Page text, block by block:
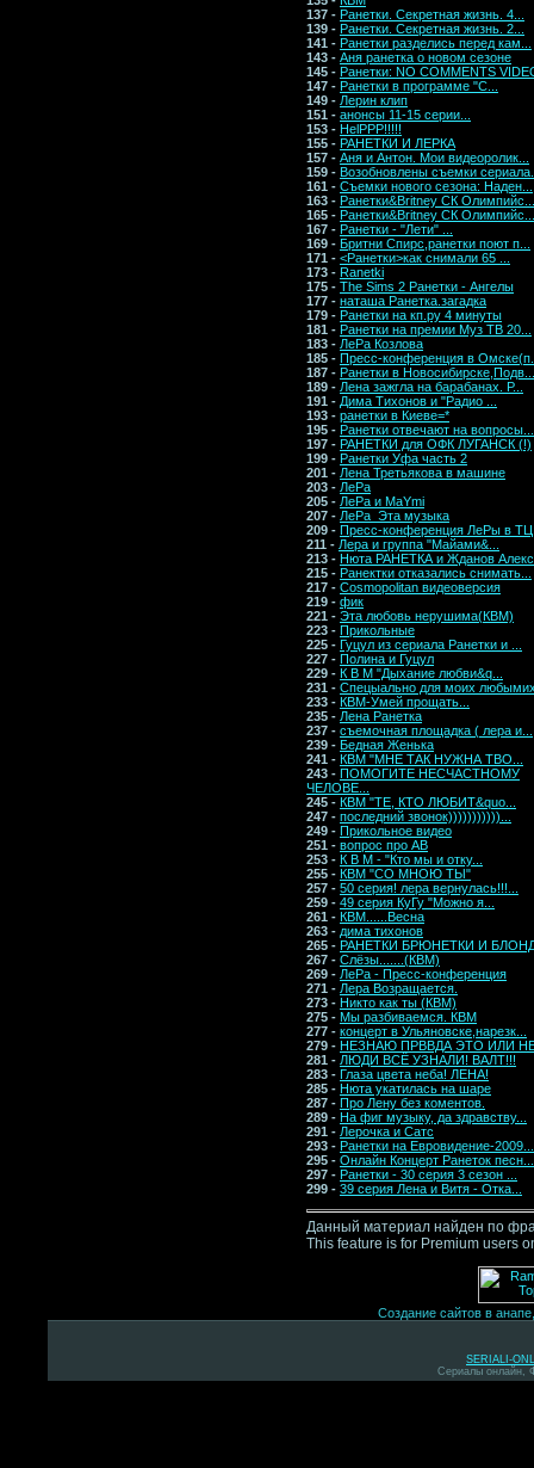
137 - Ранетки. Секретная жизнь. 4...
139 - Ранетки. Секретная жизнь. 2...
141 - Ранетки разделись перед кам...
143 - Аня ранетка о новом сезоне
145 - Ранетки: NO COMMENTS
147 - Ранетки в программе "C...
149 - Лерин клип
151 - анонсы 11-15 серии...
153 - HelPPP!!!!!
155 - РАНЕТКИ И ЛЕРКА
157 - Аня и Антон. Мои видеоролик...
159 - Возобновлены съемки
161 - Съемки нового сезона: Наден...
163 - Ранетки&Britney СК Олимпийс...
165 - Ранетки&Britney СК Олимпийс...
167 - Ранетки - "Лети" ...
169 - Бритни Спирс,ранетки поют п...
171 - <Ранетки>как снимали 65 ...
173 - Ranetki
175 - The Sims 2 Ранетки - Ангелы
177 - наташа Ранетка.загадка
179 - Ранетки на кп.ру 4 минуты
181 - Ранетки на премии Муз ТВ 20...
183 - ЛеРа Козлова
185 - Пресс-конференция в
187 - Ранетки в Новосибирске,Подв...
189 - Лена зажгла на барабанах. Р...
191 - Дима Тихонов и "Радио ...
193 - ранетки в Киеве=*
195 - Ранетки отвечают на вопросы...
197 - РАНЕТКИ для ОФК ЛУГАНСК (!)
199 - Ранетки Уфа часть 2
201 - Лена Третьякова в машине
203 - ЛеРа
205 - ЛеРа и МаYmi
207 - ЛеРа_Эта музыка
209 - Пресс-конференция ЛеРы в
211 - Лера и группа "Майами&...
213 - Нюта РАНЕТКА и Жданов
215 - Ранектки отказались снимать...
217 - Cosmopolitan видеоверсия
219 - фик
221 - Эта любовь нерушима(КВМ)
223 - Прикольные
225 - Гуцул из сериала Ранетки и ...
227 - Полина и Гуцул
229 - К В М "Дыхание любви&q...
231 - Спецыально для моих
233 - КВМ-Умей прощать...
235 - Лена Ранетка
237 - съемочная площадка ( лера и...
239 - Бедная Женька
241 - КВМ "МНЕ ТАК НУЖНА ТВО...
243 - ПОМОГИТЕ НЕСЧАСТНОМУ
ЧЕЛОВЕ...
245 - КВМ "ТЕ, КТО ЛЮБИТ&quo...
247 - последний звонок)))))))))))...
249 - Прикольное видео
251 - вопрос про АВ
253 - К В М - "Кто мы и отку...
255 - КВМ "СО МНОЮ ТЫ"
257 - 50 серия! лера вернулась!!!...
259 - 49 серия КуГу "Можно я...
261 - КВМ......Весна
263 - дима тихонов
265 - РАНЕТКИ БРЮНЕТКИ И
267 - Слёзы.......(КВМ)
269 - ЛеРа - Пресс-конференция
271 - Лера Возращается.
273 - Никто как ты (КВМ)
275 - Мы разбиваемся. КВМ
277 - концерт в Ульяновске,нарезк...
279 - НЕЗНАЮ ПРВВДА ЭТО ИЛИ
281 - ЛЮДИ ВСЁ УЗНАЛИ! ВАЛТ!!!
283 - Глаза цвета неба! ЛЕНА!
285 - Нюта укатилась на шаре
287 - Про Лену без коментов.
289 - На фиг музыку, да здравству...
291 - Лерочка и Сатс
293 - Ранетки на Евровидение-2009...
295 - Онлайн Концерт Ранеток песн...
297 - Ранетки - 30 серия 3 сезон ...
299 - 39 серия Лена и Витя - Отка...
Данный материал найден по
This feature is for Premium users
Создание сайтов в
SERIALI-
Сериалы онлайн,